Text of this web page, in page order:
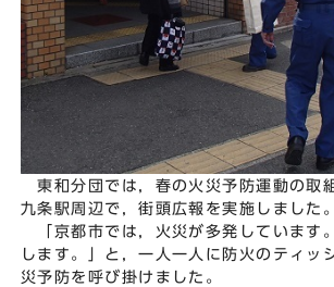
東和分団では，春の火災予防運動の取
九条駅周辺で，街頭広報を実施しました。
「京都市では，火災が多発しています
します。」と，一人一人に防火のティッ
災予防を呼び掛けました。